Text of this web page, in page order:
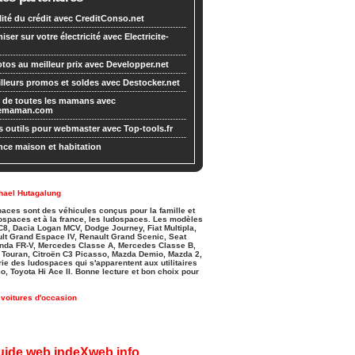
du crédit avec CreditConso.net
sur votre électricité avec Electricite-
au meilleur prix avec Developper.net
promos et soldes avec Destocker.net
toutes les mamans avec
outils pour webmaster avec Top-tools.fr
maison et habitation
Hutagalung
sont des véhicules conçus pour la famille et
et à la france, les ludospaces. Les modèles
Dacia Logan MCV, Dodge Journey, Fiat Multipla,
Grand Espace IV, Renault Grand Scenic, Seat
FR-V, Mercedes Classe A, Mercedes Classe B,
Citroën C3 Picasso, Mazda Demio, Mazda 2,
des ludospaces qui s'apparentent aux utilitaires
Toyota Hi Ace II. Bonne lecture et bon choix pour
d'occasion